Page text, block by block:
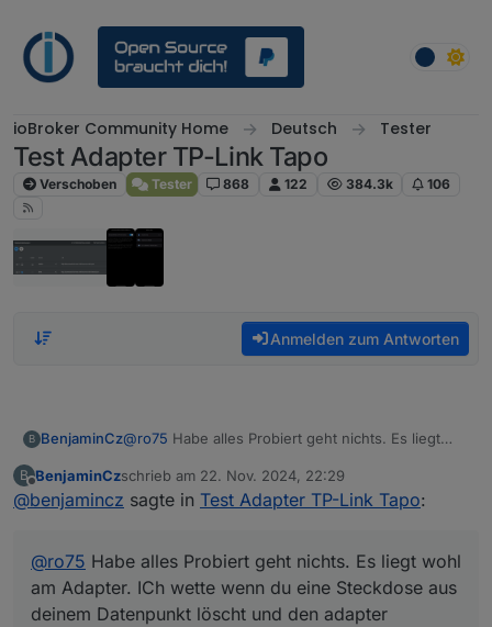
ioBroker Community Home Deutsch Tester
Test Adapter TP-Link Tapo
Verschoben Tester 868 122 384.3k 106
Anmelden zum Antworten
B BenjaminCz@ro75 Habe alles Probiert geht nichts. Es liegt
Steckdose aus deinem Datenpunkt löscht und den
adapter neustartest bekommst du auch die Fehler
Plattform: linux
RAM: 2024 MB
B
Offline
BenjaminCzschrieb am 22. Nov. 2024, 22:29
zuletzt editiert von
@benjamincz sagte in Test Adapter TP-Link Tapo:
@ro75 Habe alles Probiert geht nichts. Es liegt wohl
am Adapter. ICh wette wenn du eine Steckdose aus
deinem Datenpunkt löscht und den adapter